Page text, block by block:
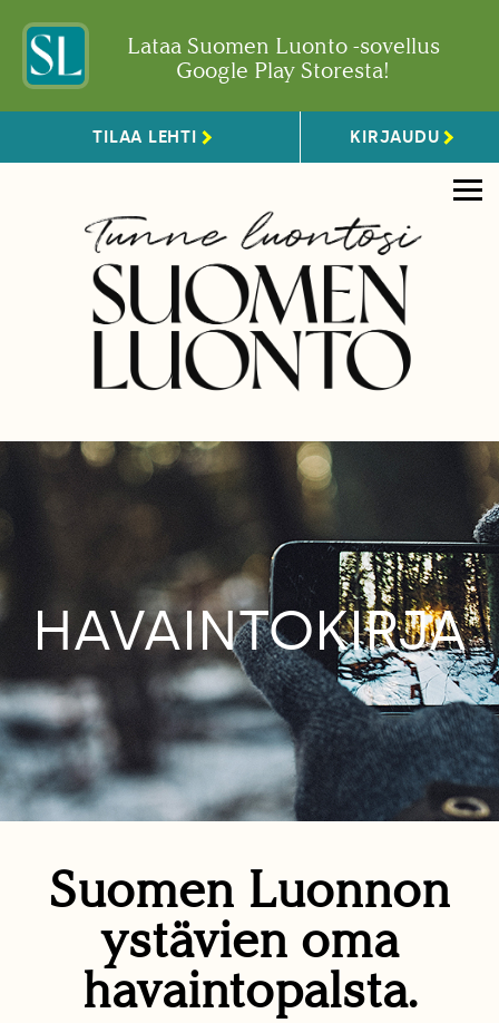
Lataa Suomen Luonto -sovellus
Google Play Storesta!
TILAA LEHTI KIRJAUDU
HAVAINTOKIRJA
Suomen Luonnon
ystävien oma
havaintopalsta.